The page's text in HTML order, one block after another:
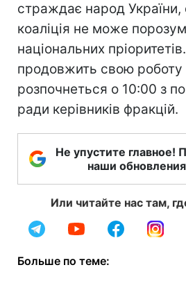
страждає народ України,
коаліція не може
національних
продовжить свою роботу
розпочнеться о 10:00 з
ради керівників фракцій.
Не упустите главное!
наши
Или читайте нас там,
Больше по теме: